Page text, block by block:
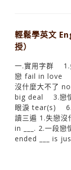
輕鬆學英文
授）
一.實用字群 1.
戀 fail in love
沒什麼大不了 no
big deal 3.戀
眼淚 tear(s) 6.
讀三遍 1.失戀
in ___. 2.一段
ended ___ is